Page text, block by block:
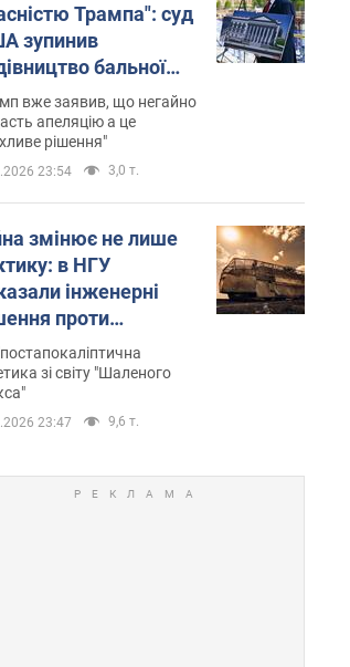
Трампа": суд
зупинив
бальної
за $400 млн
вже заявив, що негайно
апеляцію а це
рішення"
23:54 3,0 т.
змінює не лише
в НГУ
інженерні
проти
FPV-дронів.
зі світу "Шаленого
23:47 9,6 т.